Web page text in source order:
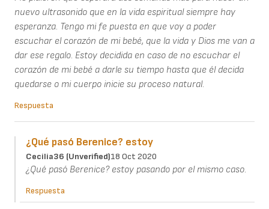
nuevo ultrasonido que en la vida espiritual siempre hay
esperanza. Tengo mi fe puesta en que voy a poder
escuchar el corazón de mi bebé, que la vida y Dios me van a
dar ese regalo. Estoy decidida en caso de no escuchar el
corazón de mi bebé a darle su tiempo hasta que él decida
quedarse o mi cuerpo inicie su proceso natural.
Respuesta
¿Qué pasó Berenice? estoy
Cecilia36 (unverified)18 Oct 2020
¿Qué pasó Berenice? estoy pasando por el mismo caso.
Respuesta